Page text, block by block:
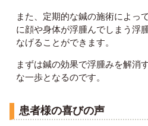
また、定期的な鍼の施術によっ
に顔や身体が浮腫んでしまう浮
なげることができます。
まずは鍼の効果で浮腫みを解消
な一歩となるのです。
患者様の喜びの声